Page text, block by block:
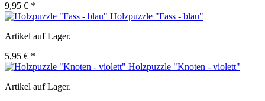
9,95 € *
Holzpuzzle "Fass - blau"
Artikel auf Lager.
5,95 € *
Holzpuzzle "Knoten - violett"
Artikel auf Lager.